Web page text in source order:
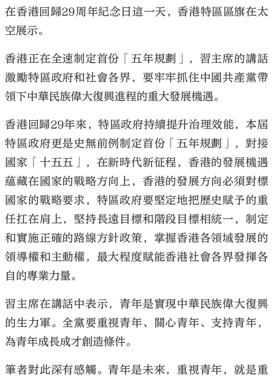
在香港回歸29周年紀念日這一天，香港特區區旗在太
空展示。
香港正在全速制定首份「五年規劃」，習主席的講話
激勵特區政府和社會各界，要牢牢抓住中國共產黨帶
領下中華民族偉大復興進程的重大發展機遇。
香港回歸29年來，特區政府持續提升治理效能，本屆
特區政府更是史無前例制定首份「五年規劃」，對接
國家「十五五」，在新時代新征程，香港的發展機遇
蘊藏在國家的戰略方向上，香港的發展方向必須對標
國家的戰略要求，特區政府要堅定地把歷史賦予的重
任扛在肩上，堅持長遠目標和階段目標相統一，制定
和實施正確的路線方針政策，掌握香港各領域發展的
領導權和主動權，最大程度賦能香港社會各界發揮各
自的專業力量。
習主席在講話中表示，青年是實現中華民族偉大復興
的生力軍。全黨要重視青年、關心青年、支持青年，
為青年成長成才創造條件。
筆者對此深有感觸。青年是未來，重視青年，就是重